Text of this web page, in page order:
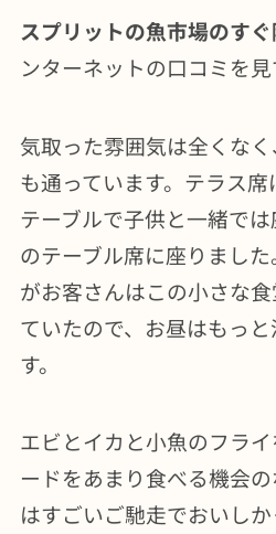
スプリットの魚市場のす
ンターネットの口コミを見
気取った雰囲気は全くな
も通っています。テラス
テーブルで子供と一緒で
のテーブル席に座りまし
がお客さんはこの小さな
ていたので、お昼はもっ
す。
エビとイカと小魚のフラ
ードをあまり食べる機会
はすごいご馳走でおいし